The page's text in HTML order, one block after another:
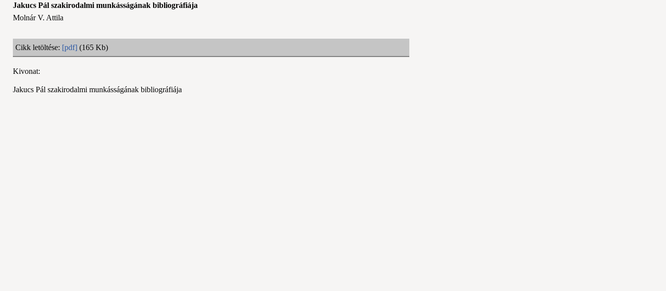
Jakucs Pál szakirodalmi munkásságának bibliográfiája
Molnár V. Attila
Cikk letöltése: [pdf] (165 Kb)
Kivonat:
Jakucs Pál szakirodalmi munkásságának bibliográfiája